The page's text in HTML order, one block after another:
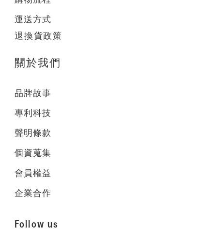
運送方式
退換貨政策
關於我們
品牌故事
專利科技
聲明條款
個資蒐集
會員權益
企業合作
Follow us